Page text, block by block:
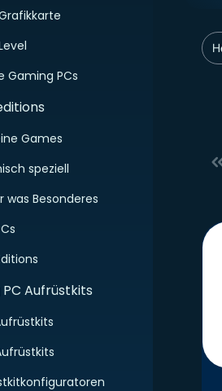
Gaming PCs
Games
speziell
was Besonderes
Aufrüstkits